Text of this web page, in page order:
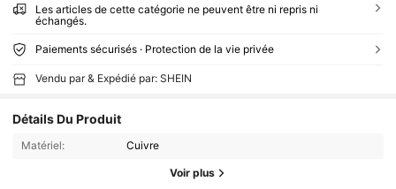
Les articles de cette catégorie ne peuvent être ni repris ni
échangés.
Paiements sécurisés · Protection de la vie privée
Vendu par & Expédié par: SHEIN
Détails Du Produit
Matériel: Cuivre
Voir plus